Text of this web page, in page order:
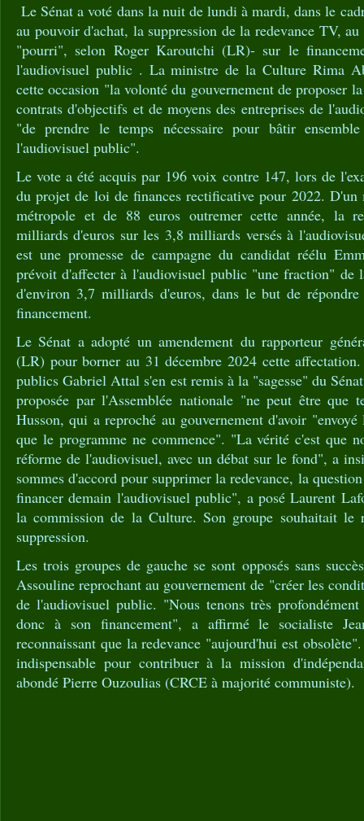
Le Sénat a voté dans la nuit de lundi à mardi, dans le
au pouvoir d'achat, la suppression de la redevance TV,
"pourri", selon Roger Karoutchi (LR)- sur le
l'audiovisuel public . La ministre de la Culture Rima
cette occasion "la volonté du gouvernement de proposer
contrats d'objectifs et de moyens des entreprises de
"de prendre le temps nécessaire pour bâtir
l'audiovisuel public".
Le vote a été acquis par 196 voix contre 147, lors de
du projet de loi de finances rectificative pour 2022. D'un
métropole et de 88 euros outremer cette année, la
milliards d'euros sur les 3,8 milliards versés à
est une promesse de campagne du candidat réélu
prévoit d'affecter à l'audiovisuel public "une fraction" de
d'environ 3,7 milliards d'euros, dans le but de
financement.
Le Sénat a adopté un amendement du rapporteur
(LR) pour borner au 31 décembre 2024 cette
publics Gabriel Attal s'en est remis à la "sagesse" du
proposée par l'Assemblée nationale "ne peut être que
Husson, qui a reproché au gouvernement d'avoir
que le programme ne commence". "La vérité c'est que
réforme de l'audiovisuel, avec un débat sur le fond", a
sommes d'accord pour supprimer la redevance, la
financer demain l'audiovisuel public", a posé Laurent
la commission de la Culture. Son groupe souhaitait le
suppression.
Les trois groupes de gauche se sont opposés sans
Assouline reprochant au gouvernement de "créer les
de l'audiovisuel public. "Nous tenons très
donc à son financement", a affirmé le socialiste
reconnaissant que la redevance "aujourd'hui est
indispensable pour contribuer à la mission
abondé Pierre Ouzoulias (CRCE à majorité communiste).